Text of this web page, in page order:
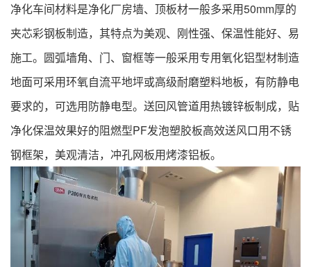
净化车间材料是净化厂房墙、顶板材一般多采用50mm厚的
夹芯彩钢板制造，其特点为美观、刚性强、保温性能好、易
施工。圆弧墙角、门、窗框等一般采用专用氧化铝型材制造
地面可采用环氧自流平地坪或高级耐磨塑料地板，有防静电
要求的，可选用防静电型。送回风管道用热镀锌板制成，贴
净化保温效果好的阻燃型PF发泡塑胶板高效送风口用不锈
钢框架，美观清洁，冲孔网板用烤漆铝板。